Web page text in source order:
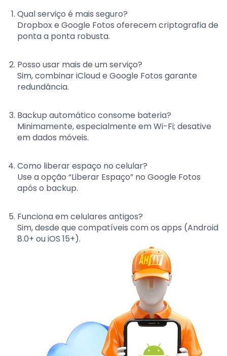
Qual serviço é mais seguro?
Dropbox e Google Fotos oferecem criptografia de
ponta a ponta robusta.
Posso usar mais de um serviço?
Sim, combinar iCloud e Google Fotos garante
redundância.
Backup automático consome bateria?
Minimamente, especialmente em Wi-Fi; desative
em dados móveis.
Como liberar espaço no celular?
Use a opção “Liberar Espaço” no Google Fotos
após o backup.
Funciona em celulares antigos?
Sim, desde que compatíveis com os apps (Android
8.0+ ou iOS 15+).